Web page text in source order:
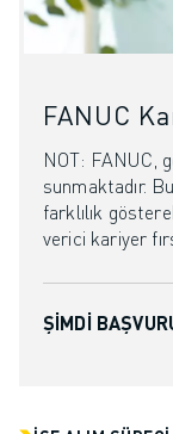
FANUC
NOT: FANUC,
sunmaktadır.
farklılık
verici kariyer
ŞIMDI